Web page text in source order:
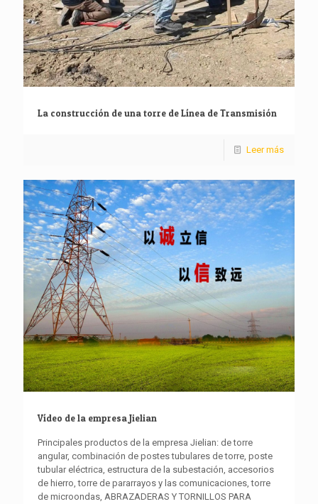
La construcción de una torre de Línea de Transmisión
Leer más
Vídeo de la empresa Jielian
Principales productos de la empresa Jielian: de torre
angular, combinación de postes tubulares de torre, poste
tubular eléctrica, estructura de la subestación, accesorios
de hierro, torre de pararrayos y las comunicaciones, torre
de microondas, ABRAZADERAS Y TORNILLOS PARA